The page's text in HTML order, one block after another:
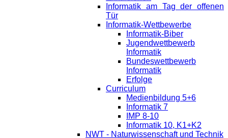
Informatik am Tag der offenen
Tür
Informatik-Wettbewerbe
Informatik-Biber
Jugendwettbewerb
Informatik
Bundeswettbewerb
Informatik
Erfolge
Curriculum
Medienbildung 5+6
Informatik 7
IMP 8-10
Informatik 10, K1+K2
NWT - Naturwissenschaft und Technik